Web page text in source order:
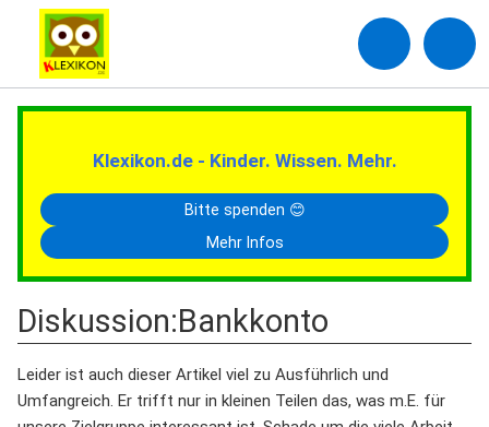
Klexikon.de - Kinder. Wissen. Mehr.
Bitte spenden 😊
Mehr Infos
Diskussion:Bankkonto
Leider ist auch dieser Artikel viel zu Ausführlich und
Umfangreich. Er trifft nur in kleinen Teilen das, was m.E. für